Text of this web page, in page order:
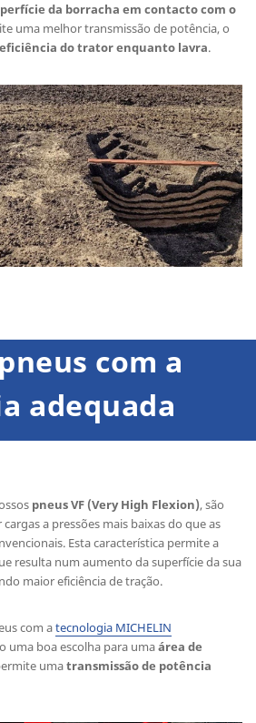
da borracha em contacto com o
uma melhor transmissão de potência, o
do trator enquanto lavra.
com a
adequada
pneus VF (Very High Flexion), são
a pressões mais baixas do que as
Esta característica permite a
resulta num aumento da superfície da sua
maior eficiência de tração.
com atecnologia MICHELIN
uma boa escolha para umaárea de
umatransmissão de potência